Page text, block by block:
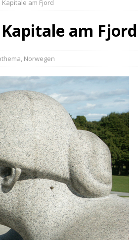
am Fjord
am Fjord
, Norwegen